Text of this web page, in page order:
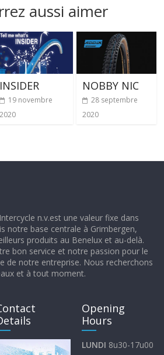
aussi aimer
INSIDER
19 novembre
2020
NOBBY NIC
28 septembre
2020
n.v.est une valeur fixe dans
notre base centrale à Grimbergen,
produits au Benelux et au-delà.
bon service et notre passion pour le
de notre entreprise. Nous recherchons
et à tout moment.
Opening
Hours
LUNDI 8u30-17u00